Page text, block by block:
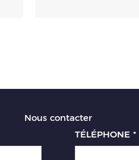
Nous contacter
TÉLÉPHONE *